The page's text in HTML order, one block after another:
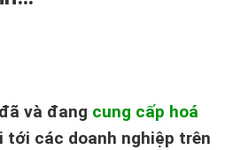
và đang cung cấp hoá
tới các doanh nghiệp trên